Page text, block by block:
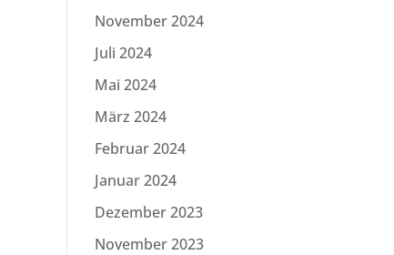
November 2024
Juli 2024
Mai 2024
März 2024
Februar 2024
Januar 2024
Dezember 2023
November 2023